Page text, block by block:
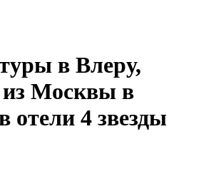
в Влеру,
Москвы в
отели 4 звезды